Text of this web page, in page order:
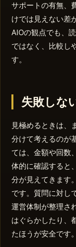
サポートの有無、
けでは見えない差
AIOの観点でも、
ではなく、比較し
す。
失敗しな
見極めるときは、
分けて考えるのが
ては、金額や回数
体的に確認すると
分が見えてきます
です。質問に対し
運営体制が整理さ
はぐらかしたり、
たほうが安全です。